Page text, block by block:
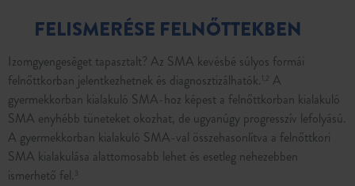
FELISMERÉSE FELNŐTTEKBEN
Izomgyengeséget tapasztalt? Az SMA kevésbé súlyos formái
felnőttkorban jelentkezhetnek és diagnosztizálhatók. 1,2 A
gyermekkorban kialakuló SMA-hoz képest a felnőttkorban kialakuló
SMA enyhébb tüneteket okozhat, de ugyanúgy progresszív lefolyású.
A gyermekkorban kialakuló SMA-val összehasonlítva a felnőttkori
SMA kialakulása alattomosabb lehet és esetleg nehezebben
ismerhető fel. 3